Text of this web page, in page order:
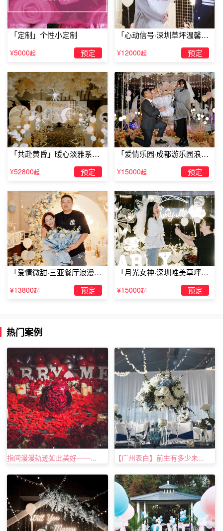
异地恋挽回女友二：给女友足够的爱
第一时间在她身边帮忙，久而久之女生就会产生无助感，所
以你最好能够用行动证明你爱她。
可以选择在某个特殊的日子，或者节假日，利用交通工具，
来到她的面前，给对方惊喜，陪对方吃一顿饭，一起做一点
浪漫的事，女生最容易被感动，她之前说的分手也只是气话
而已。
异地恋挽回女友三：增加双方见面的方法
异地恋情是非常考验人的，两人如果有一点经不住考验就会
容易出轨，与对方分手。那么，男人要不怕辛苦，多到女友
所在的城市与她增加见面的机会，还有每天都要打电话来联
系。
电话中可以多聊聊自己今天做了什么什么事情，然后对方也
会告诉你需哦了什么事情，这样两人也可以了解到对方的生
活情况，这样对待两人的感情经营也是有好处的。
「定制」个性小定制
¥5000起 预定
「心动信号·深圳草坪温馨求
婚」
¥12000起 预定
「共赴黄昏」暖心淡雅系求
¥52800起 预定
「爱情乐园·成都游乐园浪漫
¥15000起 预定
「爱情微甜·三亚餐厅浪漫求
婚」
¥13800起 预定
「月光女神·深圳唯美草坪浪
漫求婚」
¥15000起 预定
热门案例
指间漫漫轨迹如此美好——... 【广州表白】前生有多少未...